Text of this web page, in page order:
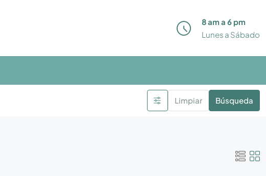
8 am a 6 pm
Lunes a Sábado
Limpiar Búsqueda